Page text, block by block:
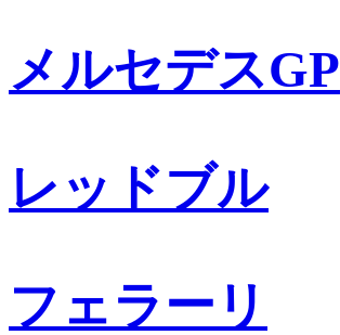
メルセデスGP
レッドブル
フェラーリ